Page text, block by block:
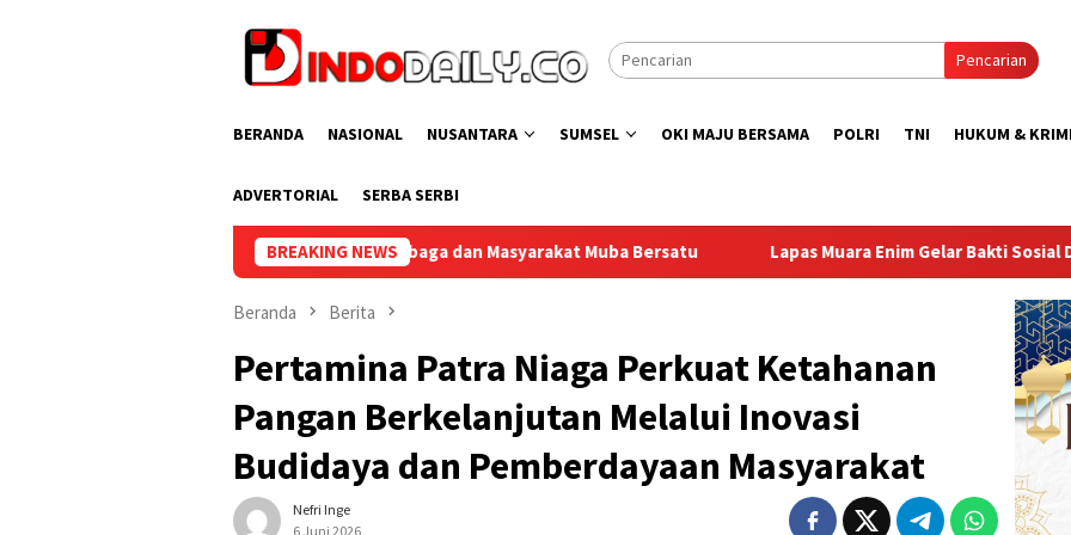
Pencarian
BERANDA NASIONAL NUSANTARA SUMSEL OKI MAJU BERSAMA POLRI TNI HUKUM &
ADVERTORIAL SERBA SERBI
BREAKING NEWS
Gabungan Lembaga dan Masyarakat Muba Bersatu Lapas Muara Enim Gelar Bakti Sosial Donor Darah dalam Rangka
Beranda Berita
Pertamina Patra Niaga Perkuat Ketahanan
Pangan Berkelanjutan Melalui Inovasi
Budidaya dan Pemberdayaan Masyarakat
Nefri Inge
6 Juni 2026